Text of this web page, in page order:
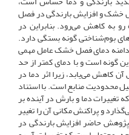
خشک و افزایش بارندگی در فصل
به کاهش می‌رود. بنابراین در
بوم‌شناختی گونه بستگی دارد.
دامنه دمای فصل خشک عامل مهمی
گونه است و با دمای کمتر از حد
کاهش می‌یابد، زیرا اثر دما در
محدودیت منابع است. با استناد
تغییرات دما و بارش در آینده بر
و پراکنش مکانی آن را تغییر
حاضر افزایش بارندگی در